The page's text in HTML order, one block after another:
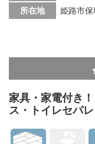
所在地
姫路市
家具・家電付き
ス・トイレセパ